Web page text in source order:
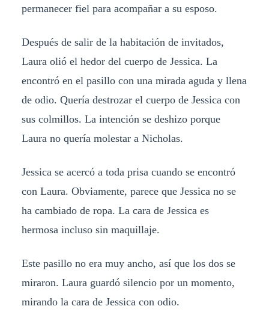
permanecer fiel para acompañar a su esposo.
Después de salir de la habitación de invitados,
Laura olió el hedor del cuerpo de Jessica. La
encontró en el pasillo con una mirada aguda y llena
de odio. Quería destrozar el cuerpo de Jessica con
sus colmillos. La intención se deshizo porque
Laura no quería molestar a Nicholas.
Jessica se acercó a toda prisa cuando se encontró
con Laura. Obviamente, parece que Jessica no se
ha cambiado de ropa. La cara de Jessica es
hermosa incluso sin maquillaje.
Este pasillo no era muy ancho, así que los dos se
miraron. Laura guardó silencio por un momento,
mirando la cara de Jessica con odio.